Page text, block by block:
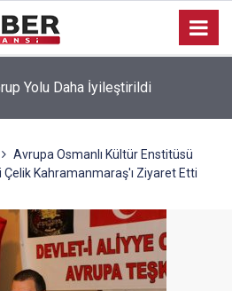
Yolu Daha İyileştirildi
Avrupa Osmanlı Kültür Enstitüsü
Çelik Kahramanmaraş'ı Ziyaret Etti